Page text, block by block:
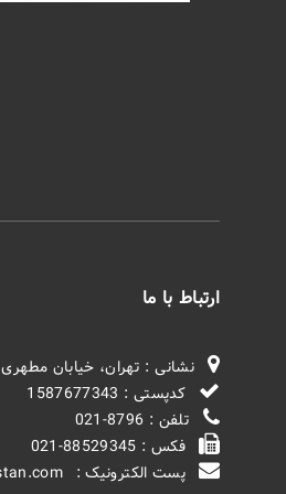
ارتباط با ما
نشانی : تهران، خیابان
کدپستی : 1587677343
تلفن : 8796-021
فکس : 88529345-021
پست الکترونیک : info[at]azarestan.com